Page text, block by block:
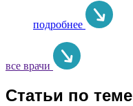
подробнее
все врачи
Статьи по теме